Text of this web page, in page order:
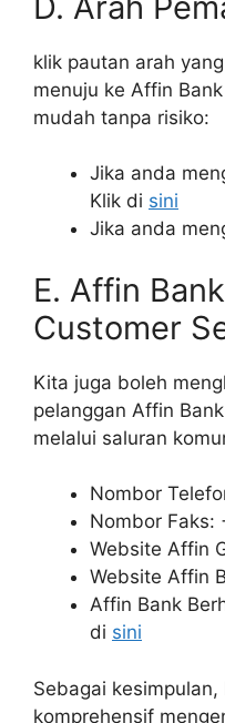
klik pautan arah
menuju ke Affin
mudah tanpa risiko:
Jika anda
Klik di sini
Jika anda
E. Affin
Customer
Kita juga boleh
pelanggan Affin
melalui saluran
Nombor
Nombor Faks:
Website Affin
Website Affin
Affin Bank
di sini
Sebagai
komprehensif